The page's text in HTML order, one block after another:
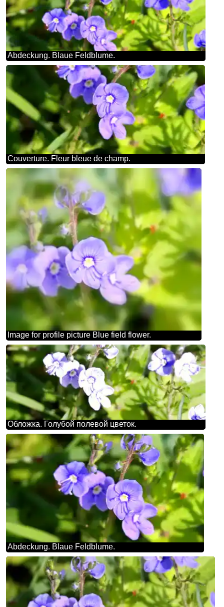
Abdeckung. Blaue Feldblume.
Couverture. Fleur bleue de champ.
Image for profile picture Blue field flower.
Обложка. Голубой полевой цветок.
Abdeckung. Blaue Feldblume.